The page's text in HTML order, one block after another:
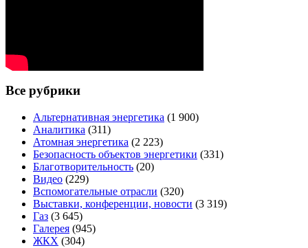
Все рубрики
Альтернативная энергетика (1 900)
Аналитика (311)
Атомная энергетика (2 223)
Безопасность объектов энергетики (331)
Благотворительность (20)
Видео (229)
Вспомогательные отрасли (320)
Выставки, конференции, новости (3 319)
Газ (3 645)
Галерея (945)
ЖКХ (304)